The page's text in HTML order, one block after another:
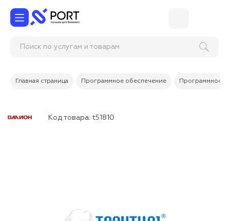
Поиск по услугам и товарам
Главная страница Программное обеспечение Программное
Код товара: t51810